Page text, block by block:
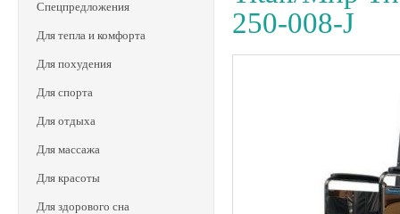
Спецпредложения
Для тепла и комфорта
Для похудения
Для спорта
Для отдыха
Для массажа
Для красоты
Для здорового сна
250-008-J